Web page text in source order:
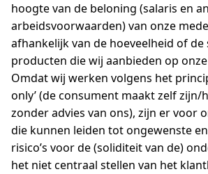
hoogte van de beloning (salaris en
arbeidsvoorwaarden) van onze
afhankelijk van de hoeveelheid of
producten die wij aanbieden op
Omdat wij werken volgens het
only’ (de consument maakt zelf zijn/
zonder advies van ons), zijn er voor
die kunnen leiden tot ongewenste
risico’s voor de (soliditeit van de)
het niet centraal stellen van het